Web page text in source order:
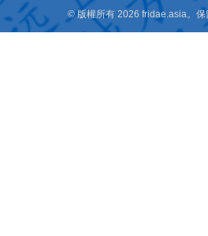
© 版權所有 2026 fridae.asia。